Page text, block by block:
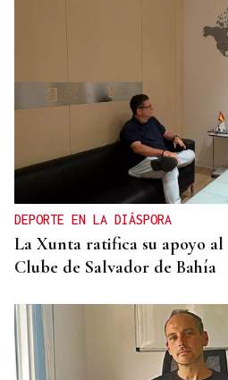
TERCERA FEDERACIÓN
Francisco Vázquez,
pido tener calma”
DEPORTE EN LA DIÁSPORA
La Xunta ratifica su apoyo
Clube de Salvador de Bahía